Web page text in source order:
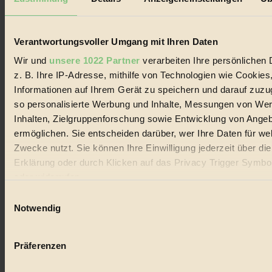
Verantwortungsvoller Umgang mit Ihren Daten
Wir und unsere 1022 Partner verarbeiten Ihre persönlichen
z. B. Ihre IP-Adresse, mithilfe von Technologien wie
Informationen auf Ihrem Gerät zu speichern und darauf
so personalisierte Werbung und Inhalte, Messungen von
Inhalten, Zielgruppenforschung sowie Entwicklung von
ermöglichen. Sie entscheiden darüber, wer Ihre Daten für
Zwecke nutzt. Sie können Ihre Einwilligung jederzeit über
Erklärung oder durch Klicken auf das Privacy Trigger
Wenn Sie es erlauben, würden wir auch gerne:
Ihr Gerät durch aktives Scannen nach bestimmten
Notwendig
Präferenzen
Biorama steht für einen nachhaltigen Lebensstil und bewussten
Lebenswandel. Es ist eine moderne Plattform für Ideen, Menschen
Handels mit Bioprodukten, des Fair-Trade sowie der Branche
alternativer Energien.
Social Media
22.601 Fans auf Facebook
3.415 Follower auf Twitter
Folge uns auf Instagram
Themen
Bio
Vegan